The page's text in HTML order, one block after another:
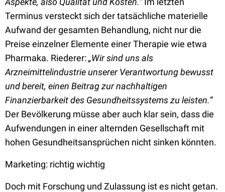
Terminus versteckt sich der tatsächliche materielle
Aufwand der gesamten Behandlung, nicht nur die
Preise einzelner Elemente einer Therapie wie etwa
Pharmaka. Riederer:„Wir sind uns als
Arzneimittelindustrie unserer Verantwortung bewusst
und bereit, einen Beitrag zur nachhaltigen
Finanzierbarkeit des Gesundheitssystems zu leisten.“
Der Bevölkerung müsse aber auch klar sein, dass die
Aufwendungen in einer alternden Gesellschaft mit
hohen Gesundheitsansprüchen nicht sinken könnten.
Marketing: richtig wichtig
Doch mit Forschung und Zulassung ist es nicht getan.